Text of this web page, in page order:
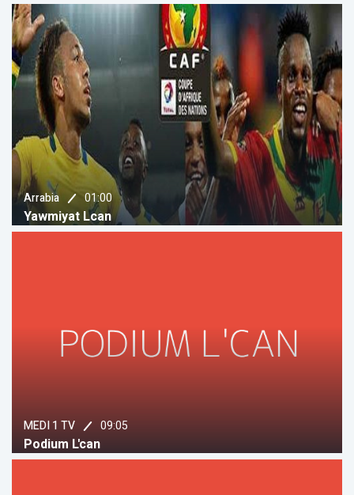
Arrabia 01:00
Yawmiyat Lcan
MEDI 1 TV 09:05
Podium L'can